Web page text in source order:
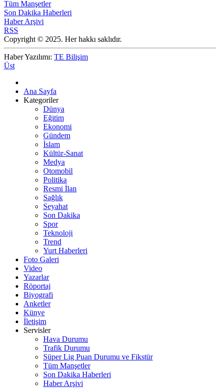
Tüm Manşetler
Son Dakika Haberleri
Haber Arşivi
RSS
Copyright © 2025. Her hakkı saklıdır.
Haber Yazılımı: TE Bilişim
Üst
Ana Sayfa
Kategoriler
Dünya
Eğitim
Ekonomi
Gündem
İslam
Kültür-Sanat
Medya
Otomobil
Politika
Resmi İlan
Sağlık
Seyahat
Son Dakika
Spor
Teknoloji
Trend
Yurt Haberleri
Foto Galeri
Video
Yazarlar
Röportaj
Biyografi
Anketler
Künye
İletişim
Servisler
Hava Durumu
Trafik Durumu
Süper Lig Puan Durumu ve Fikstür
Tüm Manşetler
Son Dakika Haberleri
Haber Arşivi